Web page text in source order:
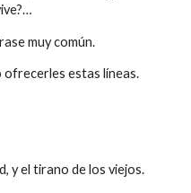
muy común.
ofrecerles estas líneas.
y el tirano de los viejos.